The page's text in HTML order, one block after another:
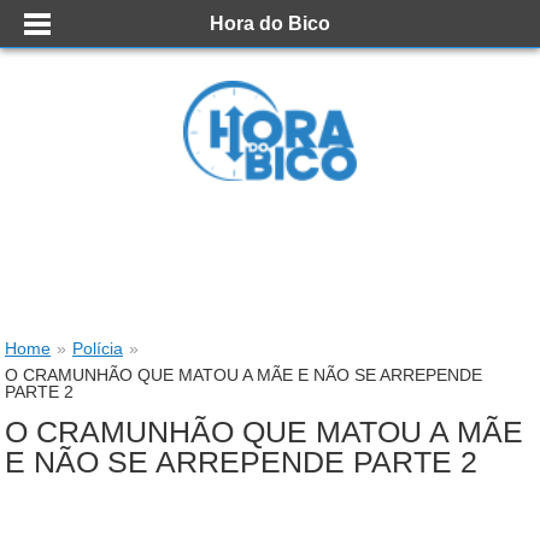
Hora do Bico
Home » Polícia »
O CRAMUNHÃO QUE MATOU A MÃE E NÃO SE ARREPENDE
PARTE 2
O CRAMUNHÃO QUE MATOU A MÃE
E NÃO SE ARREPENDE PARTE 2